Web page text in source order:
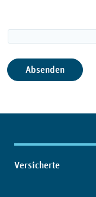
Versicherte